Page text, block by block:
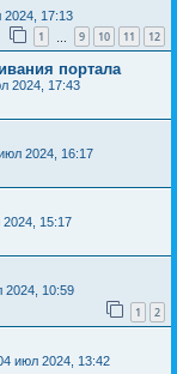
2024, 17:13
1 9 10 11 12
портала
2024, 17:43
2024, 16:17
15:17
2024, 10:59
1 2
июл 2024, 13:42